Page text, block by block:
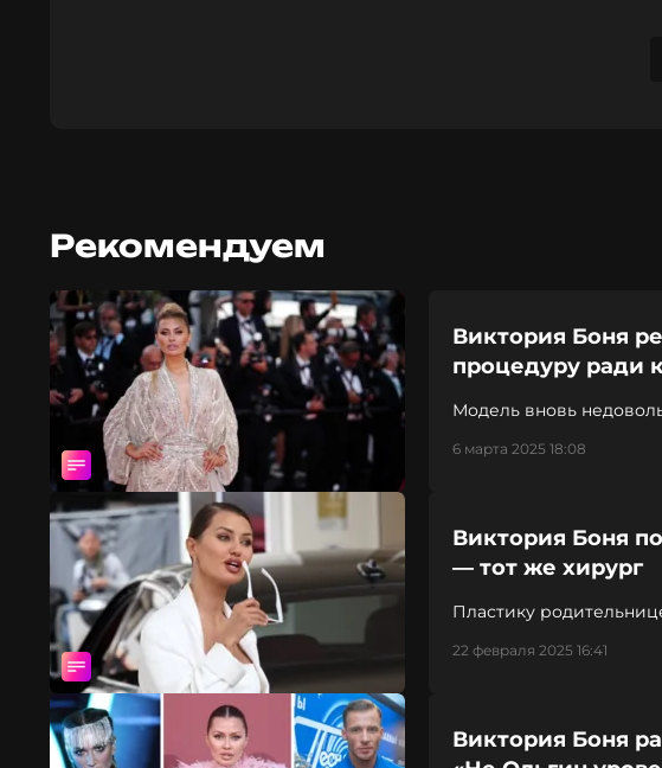
Рекомендуем
Виктория Боня
процедуру ради
Модель вновь
6 марта 2025 18:08
Виктория Боня
— тот же хирург
Пластику
22 февраля 2025 16:41
Виктория Боня